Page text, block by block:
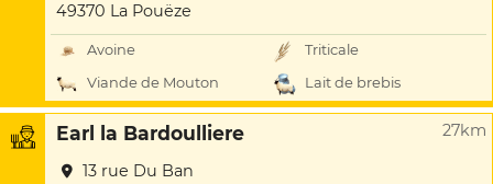
49370 La Pouëze
Avoine
Triticale
Viande de Mouton
Lait de brebis
Earl la Bardoulliere 27km
13 rue Du Ban